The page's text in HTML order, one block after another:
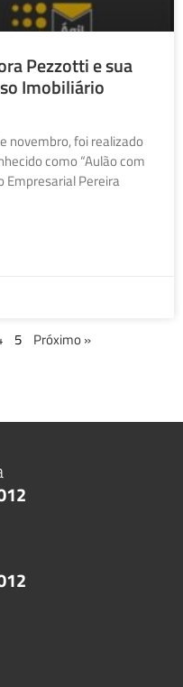
Pezzotti e sua
Imobiliário
novembro, foi realizado
como “Aulão com
Empresarial Pereira
5 Próximo »